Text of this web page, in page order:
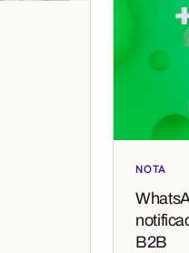
NOTA
B2B